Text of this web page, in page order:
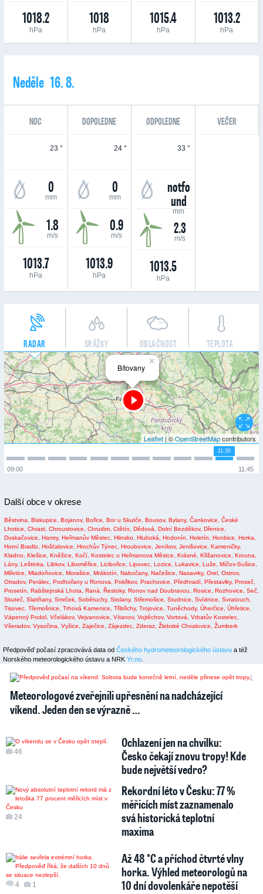
1018.2
hPa
1018
hPa
1015.4
hPa
1013.2
hPa
Neděle 16. 8.
NOC DOPOLEDNE ODPOLEDNE VEČER
23 °
0
mm
1.8
m/s
1013.7
hPa
24 °
0
mm
0.9
m/s
1013.9
hPa
33 °
notfo
und
mm
2.3
m/s
1013.5
hPa
RADAR SRÁŽKY OBLAČNOST TEPLOTA
×
Bítovany
Leaflet | ©OpenStreetMapcontributors
11:30
11:45
09:00
Další obce v okrese
Běstvina, Biskupice, Bojanov, Bořice, Bor u Skutče, Bousov, Bylany, Čankovice, České
Lhotice, Chrast, Chroustovice, Chrudim, Ctětín, Dědová, Dolní Bezděkov, Dřenice,
Dvakačovice, Hamry, Heřmanův Městec, Hlinsko, Hluboká, Hodonín, Holetín, Honbice, Horka,
Horní Bradlo, Hošťalovice, Hrochův Týnec, Hroubovice, Jeníkov, Jenišovice, Kameničky,
Kladno, Klešice, Kněžice, Kočí, Kostelec u Heřmanova Městce, Krásné, Křižanovice, Krouna,
Lány, Leštinka, Libkov, Liboměřice, Licibořice, Lipovec, Lozice, Lukavice, Luže, Míčov-Sušice,
Miřetice, Mladoňovice, Morašice, Mrákotín, Nabočany, Načešice, Nasavrky, Orel, Ostrov,
Otradov, Perálec, Podhořany u Ronova, Pokřikov, Prachovice, Předhradí, Přestavlky, Proseč,
Prosetín, Rabštejnská Lhota, Raná, Řestoky, Ronov nad Doubravou, Rosice, Rozhovice, Seč,
Skuteč, Slatiňany, Smrček, Sobětuchy, Stolany, Střemošice, Studnice, Svídnice, Svratouch,
Tisovec, Třemošnice, Trhová Kamenice, Třibřichy, Trojovice, Tuněchody, Úherčice, Úhřetice,
Vápenný Podol, Včelákov, Vejvanovice, Vítanov, Vojtěchov, Vortová, Vrbatův Kostelec,
Všeradov, Vysočina, Vyžice, Zaječice, Zájezdec, Zderaz, Žlebské Chvalovice, Žumberk
Předpověď počasí zpracovává data od Českého hydrometeorologického ústavu a též
Norského meteorologického ústavu a NRK Yr.no.
1
Meteorologové zveřejnili upřesnění na nadcházející
víkend. Jeden den se výrazně …
46
Ochlazení jen na chvilku:
Česko čekají znovu tropy! Kde
bude největší vedro?
24
Rekordní léto v Česku: 77 %
měřicích míst zaznamenalo
svá historická teplotní
maxima
4 1
Až 48 °C a příchod čtvrté vlny
horka. Výhled meteorologů na
10 dní dovolenkáře nepotěší